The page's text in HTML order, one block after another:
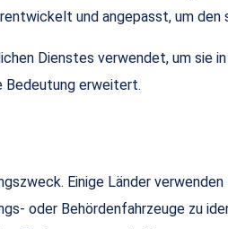
und angepasst, um
Dienstes verwendet, um
Bedeutung erweitert.
Einige Länder
oder Behördenfahrzeuge zu